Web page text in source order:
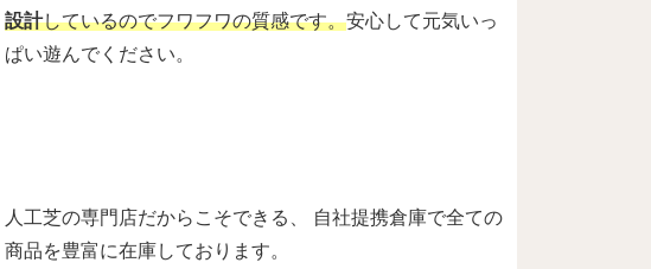
設計しているのでフワフワの質感です。安心して元気いっ
ぱい遊んでください。
人工芝の専門店だからこそできる、 自社提携倉庫で全ての
商品を豊富に在庫しております。